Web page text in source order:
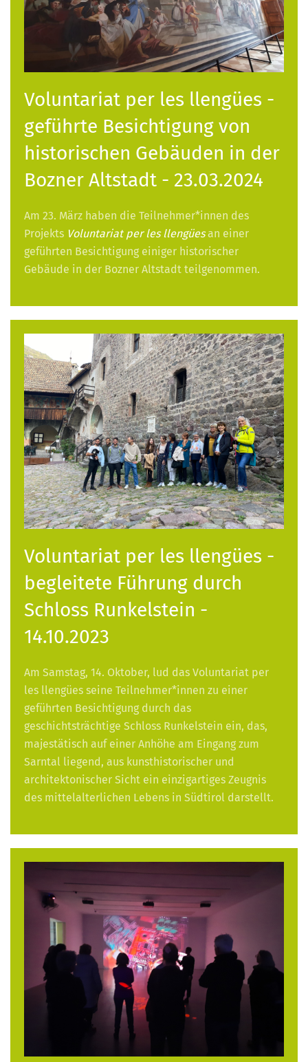
Voluntariat per les llengües -
geführte Besichtigung von
historischen Gebäuden in der
Bozner Altstadt - 23.03.2024
Am 23. März haben die Teilnehmer*innen des
Projekts Voluntariat per les llengüesan einer
geführten Besichtigung einiger historischer
Gebäude in der Bozner Altstadt teilgenommen.
Voluntariat per les llengües -
begleitete Führung durch
Schloss Runkelstein -
14.10.2023
Am Samstag, 14. Oktober, lud das Voluntariat per
les llengües seine Teilnehmer*innen zu einer
geführten Besichtigung durch das
geschichtsträchtige Schloss Runkelstein ein, das,
majestätisch auf einer Anhöhe am Eingang zum
Sarntal liegend, aus kunsthistorischer und
architektonischer Sicht ein einzigartiges Zeugnis
des mittelalterlichen Lebens in Südtirol darstellt.